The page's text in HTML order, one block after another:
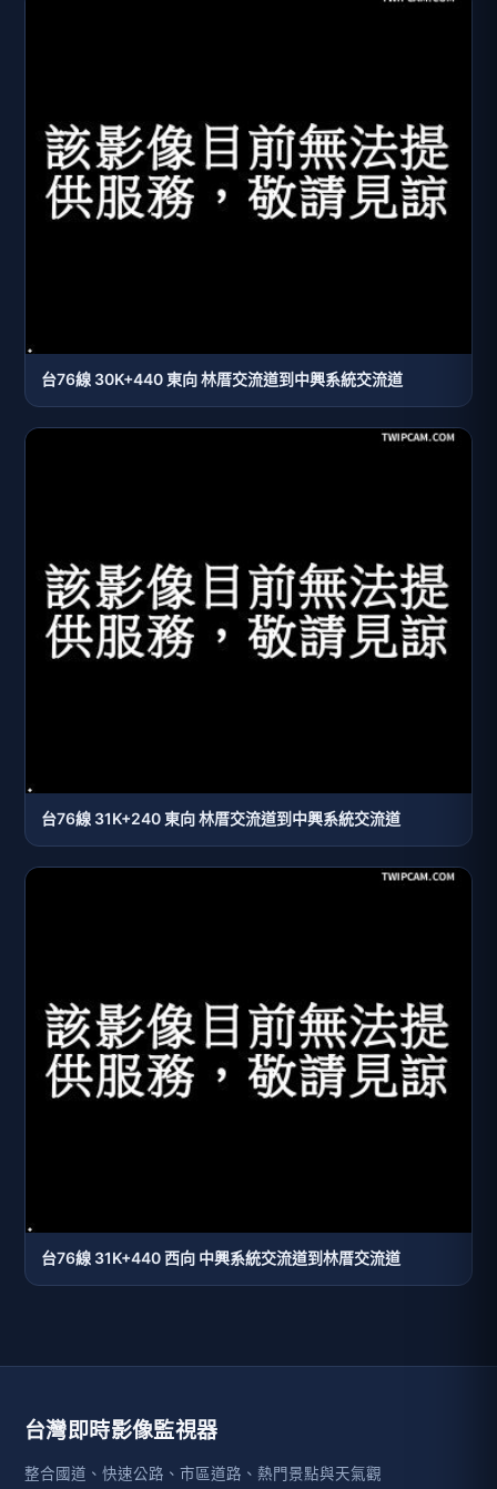
台76線 30K+440 東向 林厝交流道到中興系統交流道
台76線 31K+240 東向 林厝交流道到中興系統交流道
台76線 31K+440 西向 中興系統交流道到林厝交流道
台灣即時影像監視器
整合國道、快速公路、市區道路、熱門景點與天氣觀